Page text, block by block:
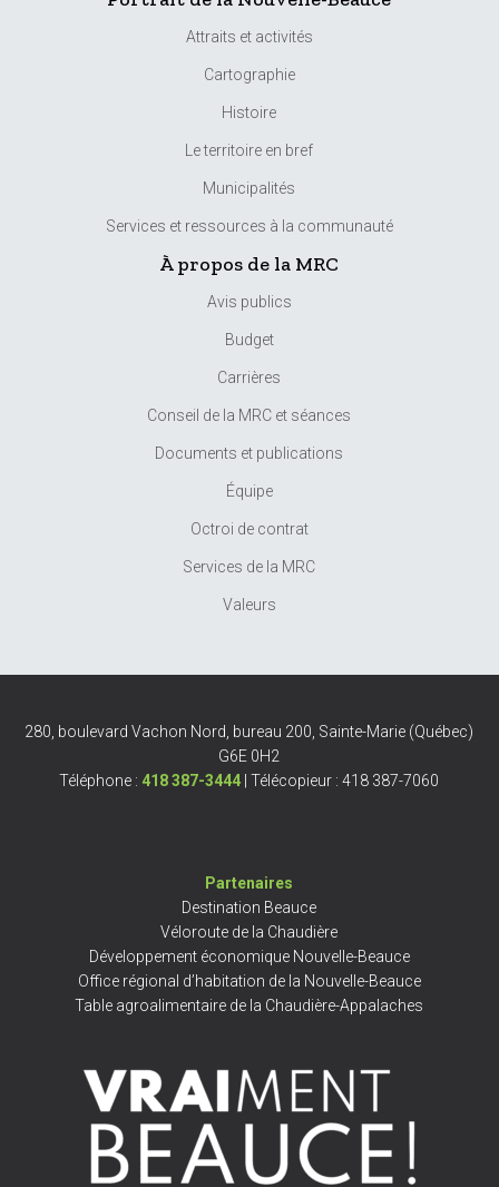
Attraits et activités
Cartographie
Histoire
Le territoire en bref
Municipalités
Services et ressources à la communauté
À propos de la MRC
Avis publics
Budget
Carrières
Conseil de la MRC et séances
Documents et publications
Équipe
Octroi de contrat
Services de la MRC
Valeurs
280, boulevard Vachon Nord, bureau 200, Sainte-Marie (Québec)
G6E 0H2
Téléphone : 418 387-3444 | Télécopieur : 418 387-7060
Partenaires
Destination Beauce
Véloroute de la Chaudière
Développement économique Nouvelle-Beauce
Office régional d’habitation de la Nouvelle-Beauce
Table agroalimentaire de la Chaudière-Appalaches